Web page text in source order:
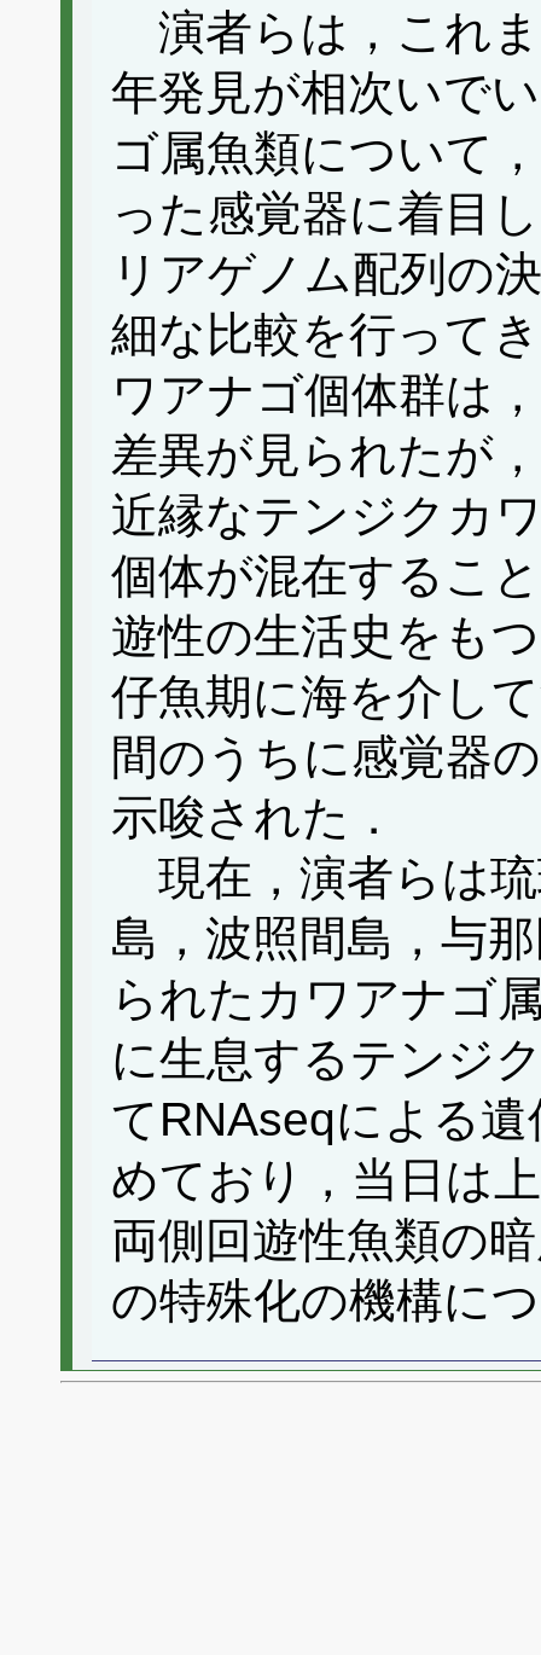
演者らは，これ
年発見が相次いで
ゴ属魚類について
った感覚器に着目
リアゲノム配列の
細な比較を行って
ワアナゴ個体群は
差異が見られたが
近縁なテンジクカ
個体が混在するこ
遊性の生活史をも
仔魚期に海を介し
間のうちに感覚器
示唆された．
現在，演者らは
島，波照間島，与
られたカワアナゴ
に生息するテンジ
てRNAseqによる
めており，当日は
両側回遊性魚類の
の特殊化の機構に